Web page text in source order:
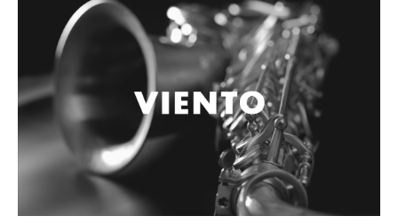
Strobos
Maquinas de humo y escenario
Accesorios
Cables y Conectores
Instrumento
Sonido